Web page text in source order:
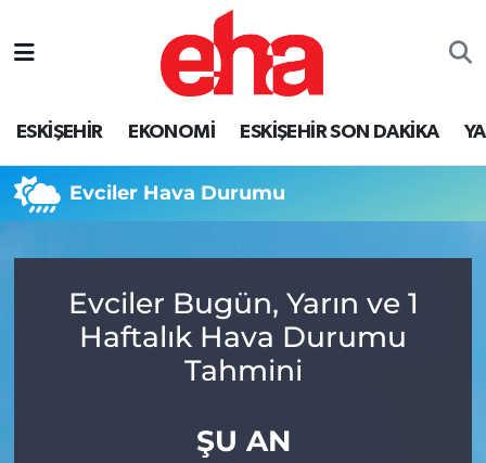
ESKİŞEHİR EKONOMİ ESKİŞEHİR SON DAKİKA
Evciler Hava Durumu
Evciler Bugün, Yarın ve 1
Haftalık Hava Durumu
Tahmini
ŞU AN